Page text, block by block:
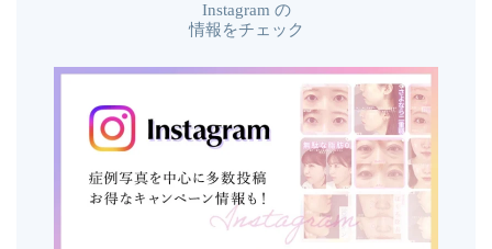
Instagram の
情報をチェック